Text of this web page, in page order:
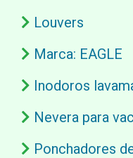
Louvers
Marca: EAGLE
Inodoros
Nevera para
Ponchadores